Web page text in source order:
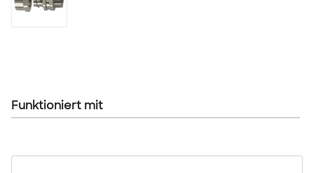
Funktioniert mit